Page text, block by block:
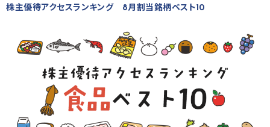
株主優待アクセスランキング 8月割当銘柄ベスト10